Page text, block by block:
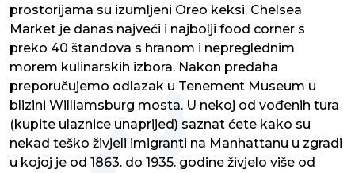
prostorijama su izumljeni Oreo keksi. Chelsea
Market je danas najveći i najbolji food corner s
preko 40 štandova s hranom i nepreglednim
morem kulinarskih izbora. Nakon predaha
preporučujemo odlazak u Tenement Museum u
blizini Williamsburg mosta. U nekoj od vođenih tura
(kupite ulaznice unaprijed) saznat ćete kako su
nekad teško živjeli imigranti na Manhattanu u zgradi
u kojoj je od 1863. do 1935. godine živjelo više od